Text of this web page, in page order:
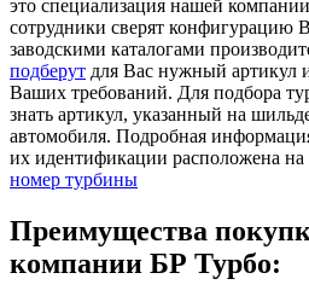
это специализация нашей
сотрудники сверят конфигурацию
заводскими каталогами
подберут для Вас нужный артикул
Ваших требований. Для подбора
знать артикул, указанный на
автомобиля. Подробная
их идентификации расположена на
номер турбины
Преимущества
компании БР Турбо: